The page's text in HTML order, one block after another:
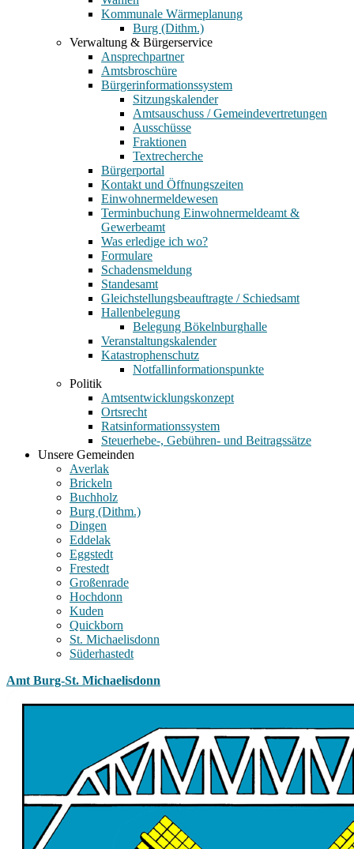
Kommunale Wärmeplanung
Burg (Dithm.)
Verwaltung & Bürgerservice
Ansprechpartner
Amtsbroschüre
Bürgerinformationssystem
Sitzungskalender
Amtsauschuss / Gemeindevertretungen
Ausschüsse
Fraktionen
Textrecherche
Bürgerportal
Kontakt und Öffnungszeiten
Einwohnermeldewesen
Terminbuchung Einwohnermeldeamt &
Gewerbeamt
Was erledige ich wo?
Formulare
Schadensmeldung
Standesamt
Gleichstellungsbeauftragte / Schiedsamt
Hallenbelegung
Belegung Bökelnburghalle
Veranstaltungskalender
Katastrophenschutz
Notfallinformationspunkte
Politik
Amtsentwicklungskonzept
Ortsrecht
Ratsinformationssystem
Steuerhebe-, Gebühren- und Beitragssätze
Unsere Gemeinden
Averlak
Brickeln
Buchholz
Burg (Dithm.)
Dingen
Eddelak
Eggstedt
Frestedt
Großenrade
Hochdonn
Kuden
Quickborn
St. Michaelisdonn
Süderhastedt
Amt Burg-St. Michaelisdonn